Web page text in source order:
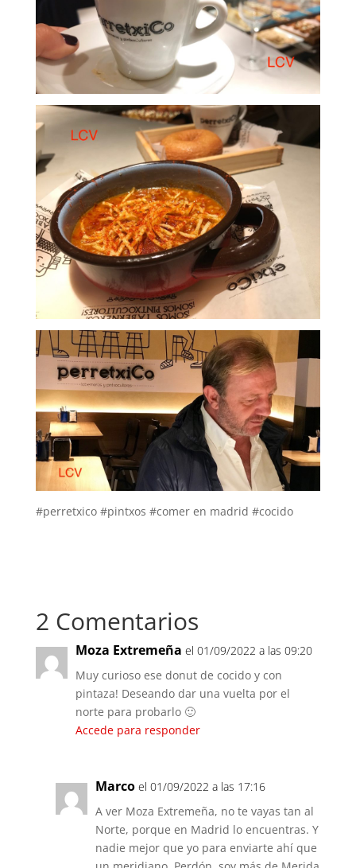
#perretxico #pintxos #comer en madrid #cocido
2 Comentarios
Moza Extremeña el 01/09/2022 a las 09:20
Muy curioso ese donut de cocido y con
pintaza! Deseando dar una vuelta por el
norte para probarlo 🙂
Accede para responder
Marco el 01/09/2022 a las 17:16
A ver Moza Extremeña, no te vayas tan al
Norte, porque en Madrid lo encuentras. Y
nadie mejor que yo para enviarte ahí que